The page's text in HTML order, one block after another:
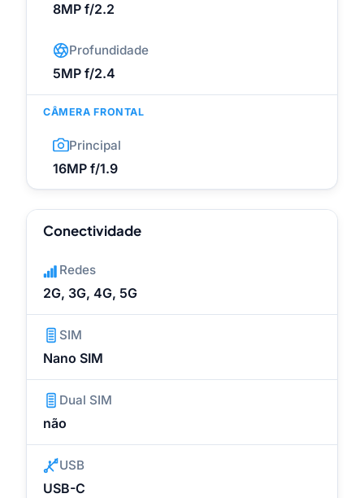
8MP f/2.2
Profundidade
5MP f/2.4
CÂMERA FRONTAL
Principal
16MP f/1.9
Conectividade
Redes
2G, 3G, 4G, 5G
SIM
Nano SIM
Dual SIM
não
USB
USB-C